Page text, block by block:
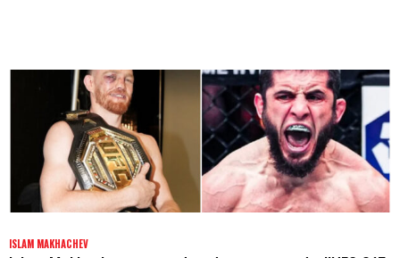
ISLAM MAKHACHEV